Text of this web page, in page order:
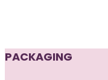
PACKAGING